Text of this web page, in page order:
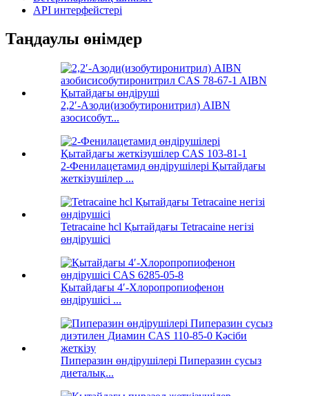
API интерфейстері
Таңдаулы өнімдер
2,2′-Азоди(изобутиронитрил) AIBN
азосисобут...
2-Фенилацетамид өндірушілері Қытайдағы
жеткізушілер ...
Tetracaine hcl Қытайдағы Tetracaine негізі
өндірушісі
Қытайдағы 4′-Хлоропропиофенон
өндірушісі ...
Пиперазин өндірушілері Пиперазин сусыз
диеталық...